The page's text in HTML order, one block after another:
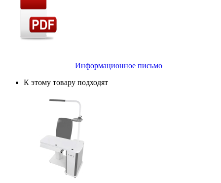
Информационное письмо
К этому товару подходят